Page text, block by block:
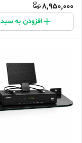
8,950,000
افزودن به سبد